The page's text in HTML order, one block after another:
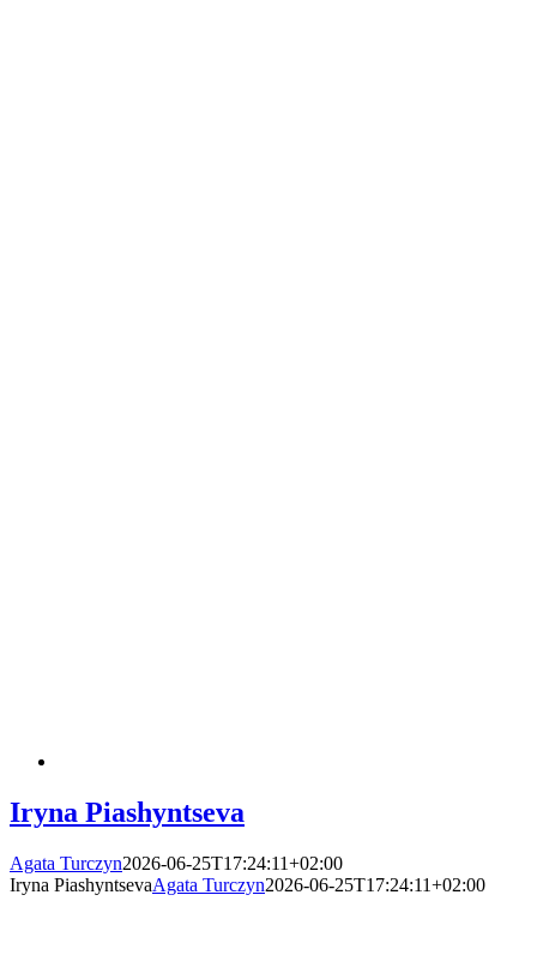
Iryna Piashyntseva
Agata Turczyn2026-06-25T17:24:11+02:00
Iryna PiashyntsevaAgata Turczyn2026-06-25T17:24:11+02:00